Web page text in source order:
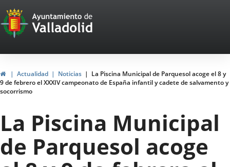
Portal
Web
del
Ayuntamiento
de
Valladolid
HomeActualidad Noticias
La Piscina Municipal de Parquesol acoge el 8 y
9 de febrero el XXXIV campeonato de España infantil y cadete de salvamento y
socorrismo
La Piscina Municipal
de Parquesol acoge